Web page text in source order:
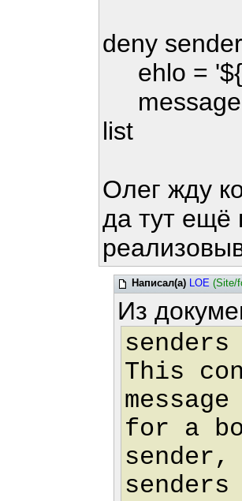
deny
ehlo =
message
list
Олег жду
да тут ещё
Написал(а) LOE (Site/
Из
This
for a
sender,